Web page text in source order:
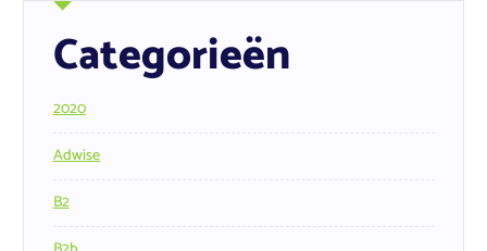
Categorieën
2020
Adwise
B2